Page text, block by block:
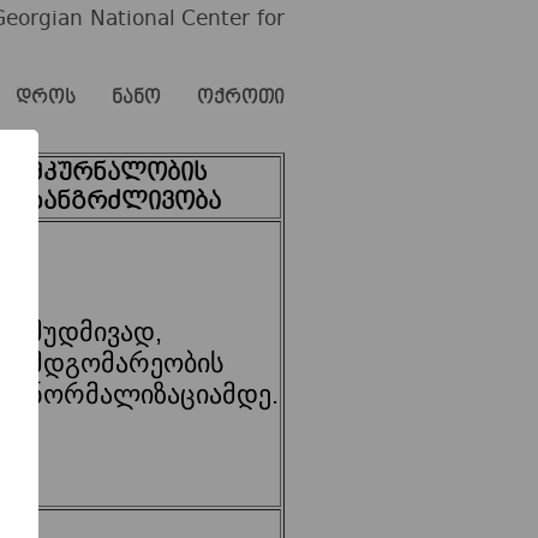
National Center for
დროს ნანო ოქროთი
მკურნალობის
ხანგრძლივობა
მუდმივად,
მდგომარეობის
ნორმალიზაციამდე.